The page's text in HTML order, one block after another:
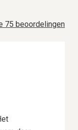
75 beoordelingen